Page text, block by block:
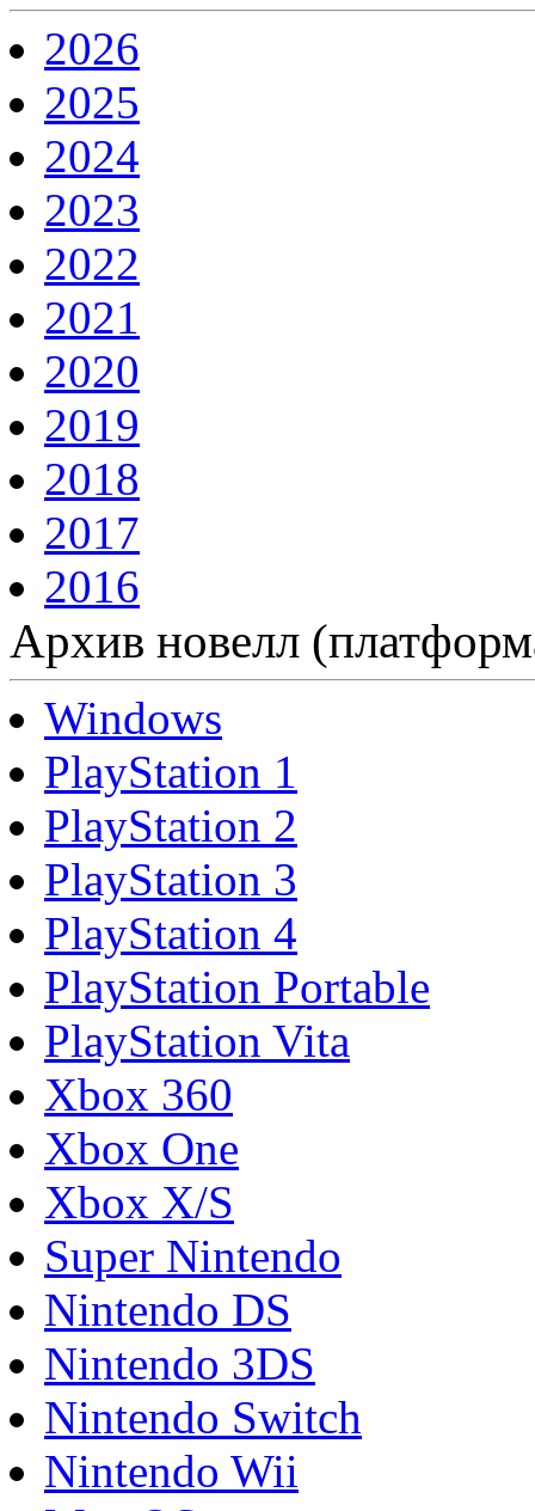
2026
2025
2024
2023
2022
2021
2020
2019
2018
2017
2016
Архив новелл
Windows
PlayStation 1
PlayStation 2
PlayStation 3
PlayStation 4
PlayStation Portable
PlayStation Vita
Xbox 360
Xbox One
Xbox X/S
Super Nintendo
Nintendo DS
Nintendo 3DS
Nintendo Switch
Nintendo Wii